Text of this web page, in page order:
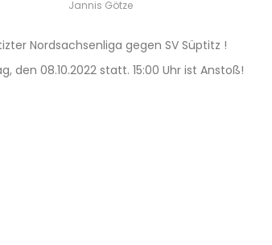
Jannis Götze
Nordsachsenliga gegen SV Süptitz !
den 08.10.2022 statt. 15:00 Uhr ist Anstoß!